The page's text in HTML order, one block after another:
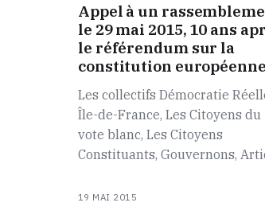
Appel à un
le 29 mai 2015, 10 ans
le référendum sur la
constitution européenne
Les collectifs Démocratie
Île-de-France, Les Citoyens du
vote blanc, Les Citoyens
Constituants, Gouvernons,
19 MAI 2015